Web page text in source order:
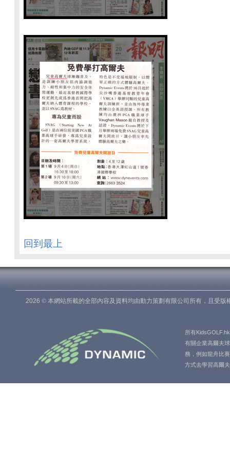
回到最上
2026 © 本網站所載的全部內容及資料均由動力策劃有限公司所有，且受版
所有
有關企業高爾夫
務，例如龍舟比
方式去學習高爾